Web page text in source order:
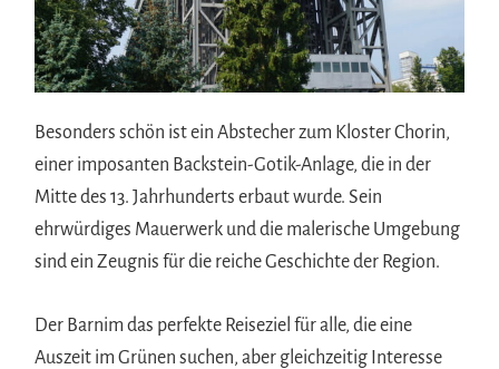
Besonders schön ist ein Abstecher zum Kloster Chorin,
einer imposanten Backstein-Gotik-Anlage, die in der
Mitte des 13. Jahrhunderts erbaut wurde. Sein
ehrwürdiges Mauerwerk und die malerische Umgebung
sind ein Zeugnis für die reiche Geschichte der Region.
Der Barnim das perfekte Reiseziel für alle, die eine
Auszeit im Grünen suchen, aber gleichzeitig Interesse